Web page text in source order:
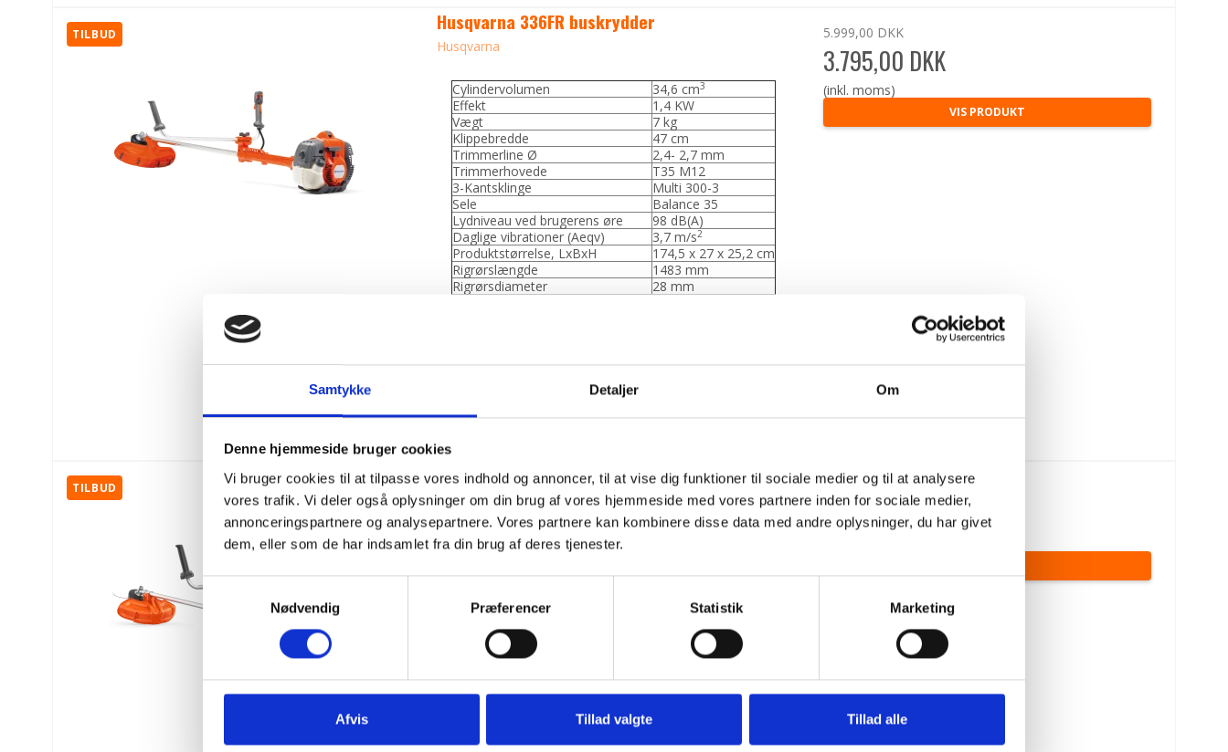
Samtykke Detaljer Om
Denne hjemmeside bruger cookies
Vi bruger cookies til at tilpasse vores indhold og annoncer, til at vise dig funktioner til sociale medier og til at analysere
vores trafik. Vi deler også oplysninger om din brug af vores hjemmeside med vores partnere inden for sociale medier,
annonceringspartnere og analysepartnere. Vores partnere kan kombinere disse data med andre oplysninger, du har givet
dem, eller som de har indsamlet fra din brug af deres tjenester.
S
a
Nødvendig Præferencer Statistik Marketing
Afvis Tillad valgte Tillad alle
TILBUD Husqvarna 336FR buskrydder
Husqvarna
Cylindervolumen 34,6 cm3
Effekt
1,4 KW
Vægt
7 kg
Klippebredde
47 cm
Trimmerline Ø
2,4- 2,7 mm
Trimmerhovede
T35 M12
3-Kantsklinge
Multi 300-3
Sele
Balance 35
Lydniveau ved brugerens øre
98 dB(A)
Daglige vibrationer (Aeqv)
3,7 m/s2
Produktstørrelse, LxBxH
174,5 x 27 x 25,2 cm
Rigrørslængde
1483 mm
Rigrørsdiameter
28 mm
Trimmerhoved
T35 M12
Garanteret lydeffektniveau (LWA)113 dB(A)
5.999,00 DKK
3.795,00 DKK
(inkl. moms)
VIS PRODUKT
TILBUD Husqvarna 525RX Mark II buskrydder
Husqvarna
Cylindervolumen
Vægt
5,5 kg
Trimmerlige Ø
2,4- 2,7 mm
Trimmerhovede
Græsklinge
Maks. omdrejningstal
8200 o/min
Lydniveau ved brugerens øre 94 dB(A)
Trimmerhoved
T35 M10
1483 mm
Håndtagstype
Bullhorn
4.499,00 DKK
3.095,00 DKK